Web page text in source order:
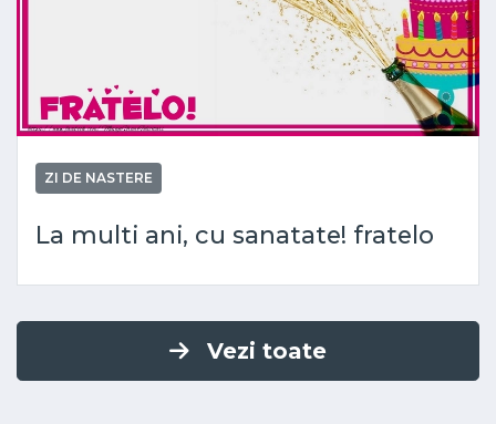
ZI DE NASTERE
La multi ani, cu sanatate! fratelo
Vezi toate